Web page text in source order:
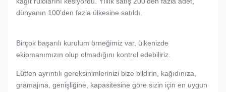
dünyanın 100'den fazla ülkesine satıldı.
Birçok başarılı kurulum örneğimiz var, ülkenizde
ekipmanımızın olup olmadığını kontrol edebiliriz.
Lütfen ayrıntılı gereksinimlerinizi bize bildirin, kağıdınıza,
gramajına, genişliğine, kapasitesine göre sizin için en uygun